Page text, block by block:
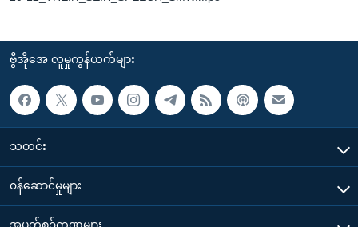
ဗွီအိုအေ လူမှုကွန်ယက်များ
သတင်း
၀န်ဆောင်မှုများ